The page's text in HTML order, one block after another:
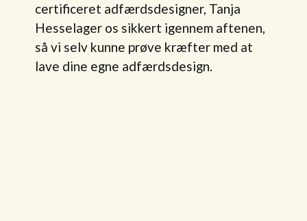
certificeret adfærdsdesigner, Tanja
Hesselager os sikkert igennem aftenen,
så vi selv kunne prøve kræfter med at
lave dine egne adfærdsdesign.